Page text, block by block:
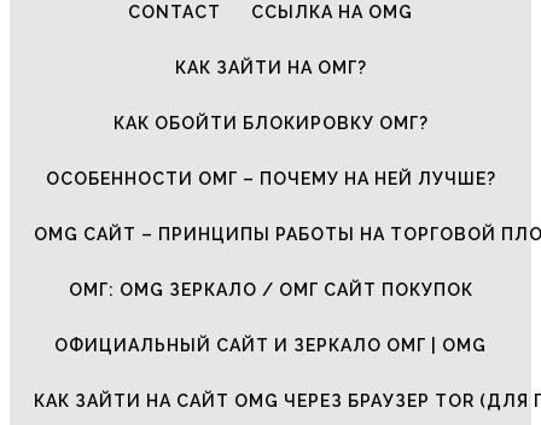
CONTACT ССЫЛКА НА OMG
КАК ЗАЙТИ НА ОМГ?
КАК ОБОЙТИ БЛОКИРОВКУ ОМГ?
ОСОБЕННОСТИ ОМГ – ПОЧЕМУ НА НЕЙ ЛУЧШЕ?
OMG САЙТ – ПРИНЦИПЫ РАБОТЫ НА ТОРГОВОЙ
ОМГ: OMG ЗЕРКАЛО / ОМГ САЙТ ПОКУПОК
ОФИЦИАЛЬНЫЙ САЙТ И ЗЕРКАЛО ОМГ | OMG
КАК ЗАЙТИ НА САЙТ OMG ЧЕРЕЗ БРАУЗЕР TOR (ДЛЯ